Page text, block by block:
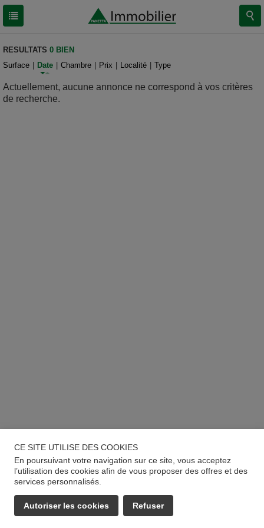
RESULTATS 0 BIEN
Surface
Date Chambre Prix Localité Type
Actuellement, aucune annonce ne correspond à vos critères
de recherche.
CE SITE UTILISE DES COOKIES
En poursuivant votre navigation sur ce site, vous acceptez
l’utilisation des cookies afin de vous proposer des offres et des
services personnalisés.
Autoriser les cookies Refuser